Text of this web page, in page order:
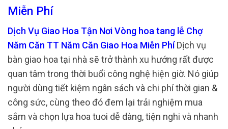
Miễn Phí
Dịch Vụ Giao Hoa Tận Nơi Vòng hoa tang lễ Chợ
Năm Căn TT Năm Căn Giao Hoa Miễn PhíDịch vụ
bàn giao hoa tại nhà sẽ trở thành xu hướng rất được
quan tâm trong thời buổi công nghệ hiện giờ. Nó giúp
người dùng tiết kiệm ngân sách và chi phí thời gian &
công sức, cùng theo đó đem lại trải nghiệm mua
sắm và chọn lựa hoa tuoi dễ dàng, tiện nghi và nhanh